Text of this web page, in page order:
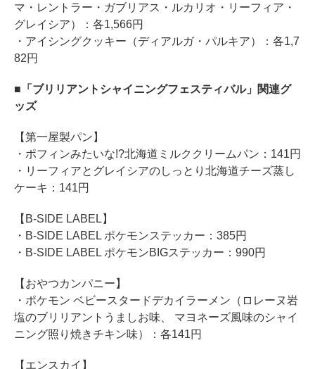
マ・レントラー・ガブリアス・ルカリオ・リーフィア・
グレイシア）：各1,566円
・アイシングクッキー（ディアルガ・パルキア）：各1,7
82円
■「ブリリアントシャイニングフェスティバル」関連グ
ッズ
【第一屋製パン】
・ポフィンみたいな!?北海道ミルククリームパン：141円
・リーフィアとグレイシアのしっとり北海道チーズ蒸し
ケーキ：141円
【B-SIDE LABEL】
・B-SIDE LABEL ポケモンステッカー：385円
・B-SIDE LABEL ポケモンBIGステッカー：990円
【おやつカンパニー】
・ポケモン ベビースタードデカイラーメン（ロレーヌ岩
塩のブリリアントうましお味、 マヨネーズ風味のシャイ
ニング照り焼きチキン味）：各141円
【エンスカイ】